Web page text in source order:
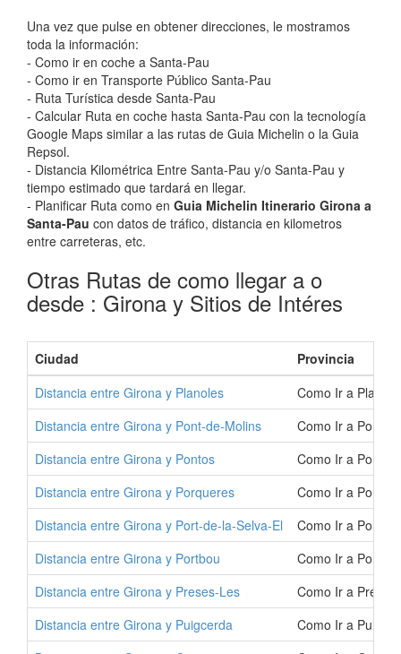
Una vez que pulse en obtener direcciones, le mostramos
toda la información:
- Como ir en coche a Santa-Pau
- Como ir en Transporte Público Santa-Pau
- Ruta Turística desde Santa-Pau
- Calcular Ruta en coche hasta Santa-Pau con la tecnología
Google Maps similar a las rutas de Guia Michelin o la Guia
Repsol.
- Distancia Kilométrica Entre Santa-Pau y/o Santa-Pau y
tiempo estimado que tardará en llegar.
- Planificar Ruta como en Guia Michelin Itinerario Girona a
Santa-Pau con datos de tráfico, distancia en kilometros
entre carreteras, etc.
Otras Rutas de como llegar a o
desde : Girona y Sitios de Intéres
Ciudad
Provincia
Distancia entre Girona y Planoles
Como Ir a
Distancia entre Girona y Pont-de-Molins
Como Ir a Pont-
Distancia entre Girona y Pontos
Como Ir a
Distancia entre Girona y Porqueres
Como Ir a
Distancia entre Girona y Port-de-la-Selva-El
Como Ir a Port-
Distancia entre Girona y Portbou
Como Ir a
Distancia entre Girona y Preses-Les
Como Ir a
Distancia entre Girona y Puigcerda
Como Ir a